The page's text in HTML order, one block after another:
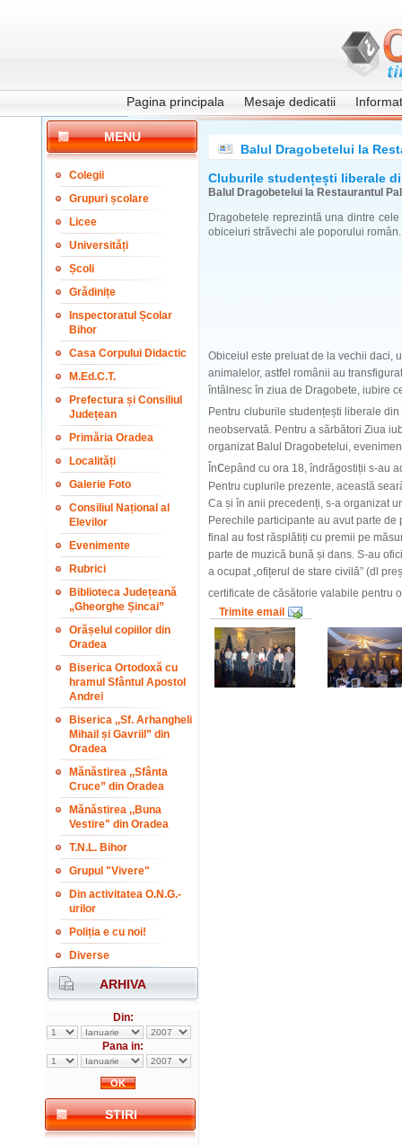
Pagina principala Mesaje dedicatii
MENU
Colegii
Grupuri școlare
Licee
Universități
Școli
Grădinițe
Inspectoratul Școlar
Bihor
Casa Corpului Didactic
M.Ed.C.T.
Prefectura și Consiliul
Județean
Primăria Oradea
Localități
Galerie Foto
Consiliul Național al
Elevilor
Evenimente
Rubrici
Biblioteca Județeană
„Gheorghe Șincai”
Orășelul copiilor din
Oradea
Biserica Ortodoxă cu
hramul Sfântul Apostol
Andrei
Biserica ,,Sf. Arhangheli
Mihail și Gavriil” din
Oradea
Mănăstirea ,,Sfânta
Cruce” din Oradea
Mănăstirea ,,Buna
Vestire" din Oradea
T.N.L. Bihor
Grupul "Vivere"
Din activitatea O.N.G.-
urilor
Poliția e cu noi!
Diverse
ARHIVA
Din:
Pana in:
STIRI
Balul Dragobetelui la
Cluburile studențești liberale
Balul Dragobetelui la Restaurantul
Dragobetele reprezintă una dintre
obiceiuri străvechi ale poporului român.
Obiceiul este preluat de la vechii daci,
animalelor, astfel românii au
întâlnesc în ziua de Dragobete, iubire
Pentru cluburile studențești liberale
neobservată. Pentru a sărbători Ziua
organizat Balul Dragobetelui,
Începând cu ora 18, îndrăgostiții s-au
Pentru cuplurile prezente, această
Ca și în anii precedenți, s-a organizat
Perechile participante au avut parte
final au fost răsplătiți cu premii pe
parte de muzică bună și dans. S-au
a ocupat „ofițerul de stare civilă” (dl
certificate de căsătorie valabile pentru
Trimite email